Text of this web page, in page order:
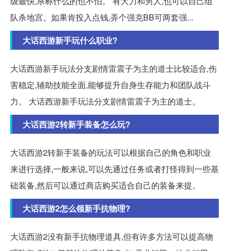
队杀地宫。如果肯投入点钱,弄个强克BB可两套强...
大话西游新手玩什么职业?
大话西游新手玩法分支剧情雷震子为主的道士比较适合,伤
害稳定,辅助技能全面,能够提升自身生存能力和团队战斗
力。 大话西游新手玩法分支剧情雷震子为主的道士。
大话西游2转新手装备怎么玩?
大话西游2转新手装备的玩法可以根据自己的角色和职业
来进行选择,一般来说,可以先通过任务或者打怪得到一些基
础装备,然后可以通过商店购买适合自己的装备来提。
大话西游2怎么领新手抗物理?
大话西游2没有新手抗物理道具,但有许多方法可以提高物